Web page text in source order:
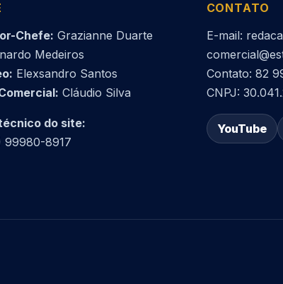
Chefe: Grazianne Duarte
Medeiros
Elexsandro Santos
Cláudio Silva
do site:
99980-8917
CONTATO
E-mail:
Contato: 82
CNPJ:
YouTube